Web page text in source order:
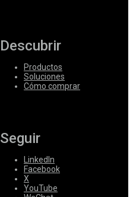
Descubrir
Productos
Soluciones
Cómo comprar
Seguir
LinkedIn
Facebook
X
YouTube